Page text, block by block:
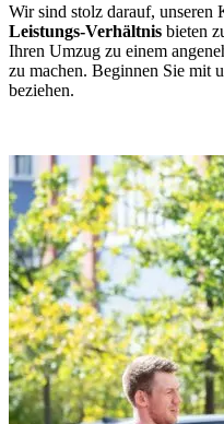
Wir sind stolz darauf, unseren
Leistungs-Verhältnis bieten
Ihren Umzug zu einem
zu machen. Beginnen Sie mit
beziehen.